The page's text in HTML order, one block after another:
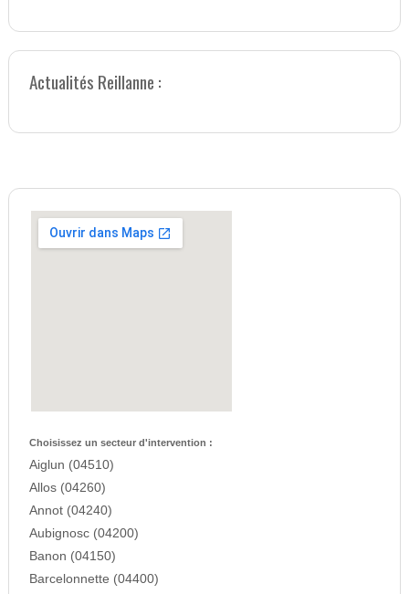
Actualités Reillanne :
Choisissez un secteur d'intervention :
Aiglun (04510)
Allos (04260)
Annot (04240)
Aubignosc (04200)
Banon (04150)
Barcelonnette (04400)